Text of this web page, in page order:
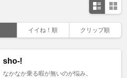
イイね！順 クリップ順
sho-!
なかなか乗る暇が無いのが悩み。